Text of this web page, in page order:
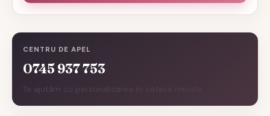
CENTRU DE APEL
0745 937 753
Te ajutăm cu personalizarea în câteva minute.